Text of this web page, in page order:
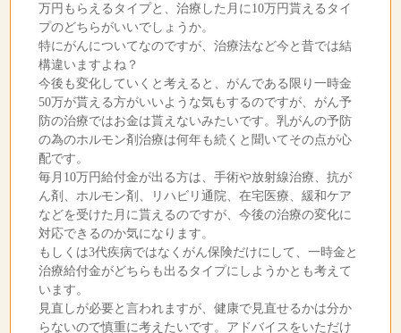
万円もらえるタイプと、治療した月に10万円貰えるタイ
プのどちらがいいでしょうか。
特にがんについてなのですが、治療法など今と昔では結
構違いますよね？
今後も変化していくと考えると、がんである限り一時金
50万が貰える方がいいような気もするのですが、がん予
防の治療ではお金は貰えないみたいです。乳がんの予防
の為のホルモン剤治療は何年も続くと聞いてその点が心
配です。
毎月10万円給付金が出る方は、手術や放射線治療、抗が
ん剤、ホルモン剤、リハビリ通院、在宅医療、緩和ケア
などを受けた月に貰えるのですが、今後の治療の変化に
対応できるのか気になります。
もしくは3代疾病ではなくがん保険だけにして、一時金と
治療給付金がどちらも出るタイプにしようかとも考えて
います。
見直しが必要と言われますが、健康で見直せるかは分か
らないので慎重に考えたいです。アドバイスをいただけ